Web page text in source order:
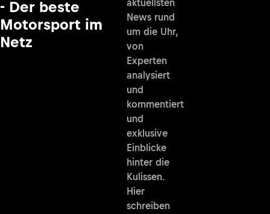
- Der beste
Motorsport im
Netz
aktuellsten
News rund
um die Uhr,
von
Experten
analysiert
und
kommentiert
und
exklusive
Einblicke
hinter die
Kulissen.
Hier
schreiben